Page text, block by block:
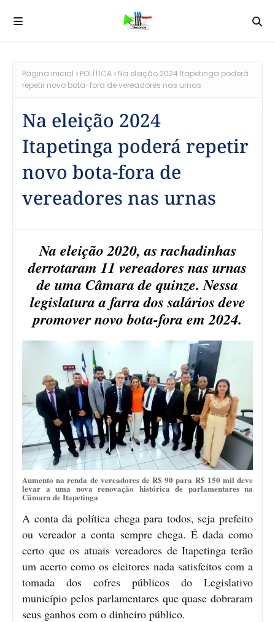
Página inicial POLÍTICA
Na eleição 2024 Itapetinga poderá
repetir novo bota-fora de vereadores nas urnas
Na eleição 2024
Itapetinga poderá repetir
novo bota-fora de
vereadores nas urnas
Na eleição 2020, as rachadinhas
derrotaram 11 vereadores nas urnas
de uma Câmara de quinze. Nessa
legislatura a farra dos salários deve
promover novo bota-fora em 2024.
Aumento na renda de vereadores de R$ 90 para R$ 150 mil deve
levar a uma nova renovação histórica de parlamentares na
Câmara de Itapetinga.
A conta da política chega para todos, seja prefeito
ou vereador a conta sempre chega. É dada como
certo que os atuais vereadores de Itapetinga terão
um acerto como os eleitores nada satisfeitos com a
tomada dos cofres públicos do Legislativo
município pelos parlamentares que quase dobraram
seus ganhos com o dinheiro público.